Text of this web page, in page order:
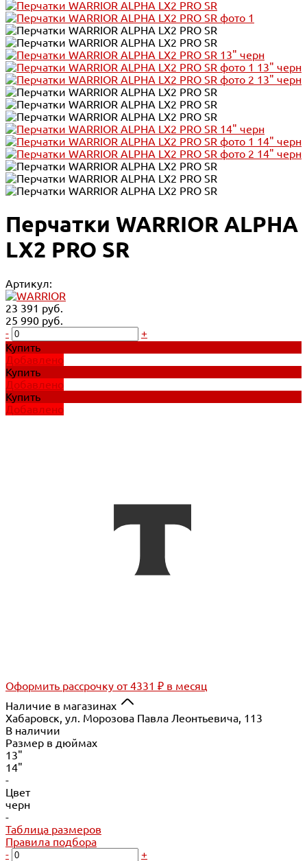
Перчатки WARRIOR ALPHA
LX2 PRO SR
Артикул:
23 391 руб.
25 990 руб.
-
+
Купить
Добавлено
Купить
Добавлено
Купить
Добавлено
Оформить рассрочку от 4331 ₽ в месяц
Наличие в магазинах
Хабаровск, ул. Морозова Павла Леонтьевича, 113
В наличии
Размер в дюймах
13"
14"
-
Цвет
черн
-
Таблица размеров
Правила подбора
-
+